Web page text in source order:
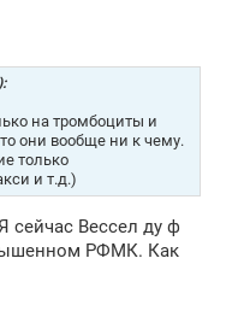
на тромбоциты и
они вообще ни к чему.
только
и т.д.)
сейчас Вессел ду ф
РФМК. Как